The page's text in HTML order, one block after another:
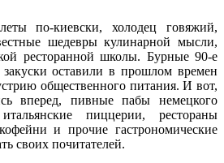
по-киевски, холодец говяжий,
шедевры кулинарной мысли,
ресторанной школы. Бурные 90-е
закуски оставили в прошлом времен
общественного питания. И вот,
вперед, пивные пабы немецкого
пиццерии, рестораны
и прочие гастрономические
своих почитателей.